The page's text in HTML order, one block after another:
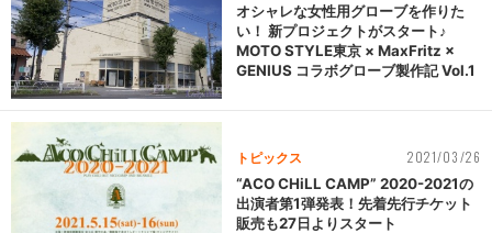
オシャレな女性用グローブを作りた
い！ 新プロジェクトがスタート♪
MOTO STYLE東京 × MaxFritz ×
GENIUS コラボグローブ製作記 Vol.1
トピックス 2021/03/26
“ACO CHiLL CAMP” 2020-2021の
出演者第1弾発表！先着先行チケット
販売も27日よりスタート